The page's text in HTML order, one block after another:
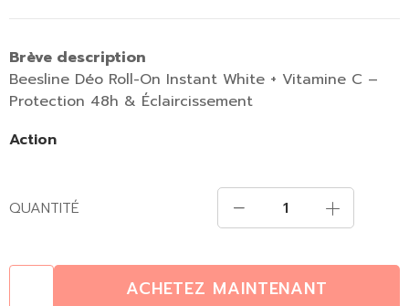
Brève description
Beesline Déo Roll-On Instant White + Vitamine C –
Protection 48h & Éclaircissement
Action
QUANTITÉ
ACHETEZ MAINTENANT